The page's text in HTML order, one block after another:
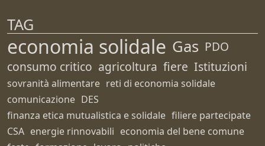
TAG
economia solidale Gas PDO
consumo critico agricoltura fiere Istituzioni
sovranità alimentare reti di economia solidale
comunicazione DES
finanza etica mutualistica e solidale filiere partecipate
CSA energie rinnovabili economia del bene comune